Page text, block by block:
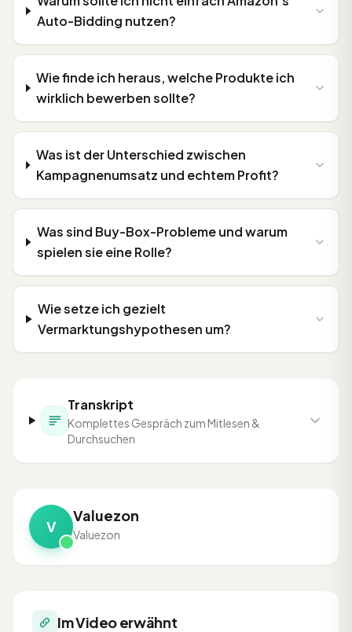
Auto-Bidding nutzen?
Wie finde ich heraus, welche Produkte ich
wirklich bewerben sollte?
Was ist der Unterschied zwischen
Kampagnenumsatz und echtem Profit?
Was sind Buy-Box-Probleme und warum
spielen sie eine Rolle?
Wie setze ich gezielt
Vermarktungshypothesen um?
Transkript
Komplettes Gespräch zum Mitlesen &
Durchsuchen
V
Valuezon
Valuezon
Im Video erwähnt